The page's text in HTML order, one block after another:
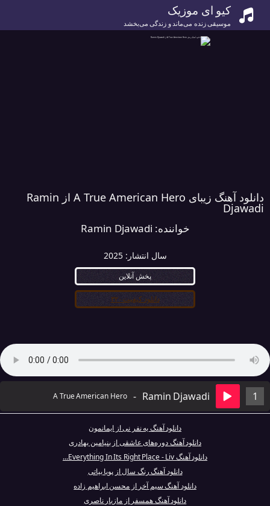
کیو ای موزیک
موسیقی زنده می‌ماند و زندگی می‌بخشد
دانلود آهنگ زیبای A True American Hero از Ramin
Djawadi
خواننده: Ramin Djawadi
سال انتشار:2025
پخش آنلاین
دانلود کیفیت ۳۲۰
1
Ramin Djawadi
-
A True American Hero
دانلود آهنگ یه نفر نی از ایمانمون
دانلود آهنگ دوره‌های عاشقی از بنیامین بهادری
دانلود آهنگ Everything In Its Right Place - Liv...
دانلود آهنگ رنگ سال از پویا بیاتی
دانلود آهنگ سیم آخر از محسن ابراهیم زاده
دانلود آهنگ همسفر از مازیار ناصری